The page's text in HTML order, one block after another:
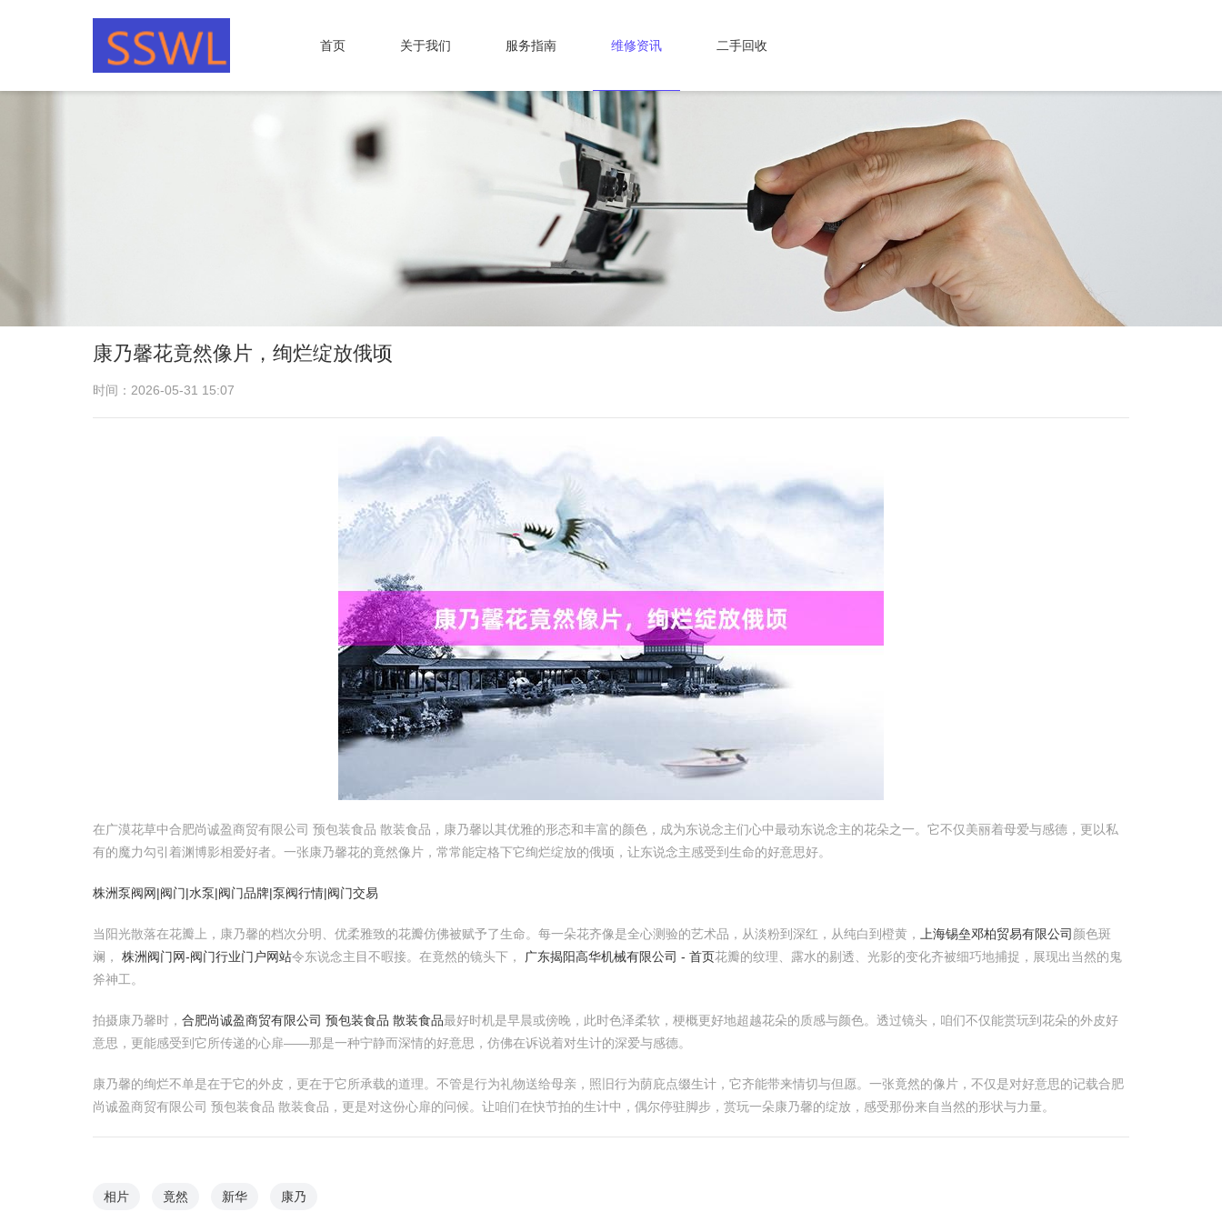
首页 关于我们 服务指南 维修资讯 二手回收
康乃馨花竟然像片，绚烂绽放俄顷
时间：2026-05-31 15:07
在广漠花草中合肥尚诚盈商贸有限公司 预包装食品 散装食品，康乃馨以其优雅的形态和丰富的颜色，成为东说念主们心中最动东说念主的花朵之一。它不仅美丽着母爱与感德，更以私
有的魔力勾引着渊博影相爱好者。一张康乃馨花的竟然像片，常常能定格下它绚烂绽放的俄顷，让东说念主感受到生命的好意思好。
株洲泵阀网|阀门|水泵|阀门品牌|泵阀行情|阀门交易
当阳光散落在花瓣上，康乃馨的档次分明、优柔雅致的花瓣仿佛被赋予了生命。每一朵花齐像是全心测验的艺术品，从淡粉到深红，从纯白到橙黄， 上海锡垒邓柏贸易有限公司 颜色斑
斓， 株洲阀门网-阀门行业门户网站令东说念主目不暇接。在竟然的镜头下， 广东揭阳高华机械有限公司 - 首页花瓣的纹理、露水的剔透、光影的变化齐被细巧地捕捉，展现出当然的鬼
斧神工。
拍摄康乃馨时， 合肥尚诚盈商贸有限公司 预包装食品 散装食品最好时机是早晨或傍晚，此时色泽柔软，梗概更好地超越花朵的质感与颜色。透过镜头，咱们不仅能赏玩到花朵的外皮好
意思，更能感受到它所传递的心扉——那是一种宁静而深情的好意思，仿佛在诉说着对生计的深爱与感德。
康乃馨的绚烂不单是在于它的外皮，更在于它所承载的道理。不管是行为礼物送给母亲，照旧行为荫庇点缀生计，它齐能带来情切与但愿。一张竟然的像片，不仅是对好意思的记载合肥
尚诚盈商贸有限公司 预包装食品 散装食品，更是对这份心扉的问候。让咱们在快节拍的生计中，偶尔停驻脚步，赏玩一朵康乃馨的绽放，感受那份来自当然的形状与力量。
相片 竟然 新华 康乃